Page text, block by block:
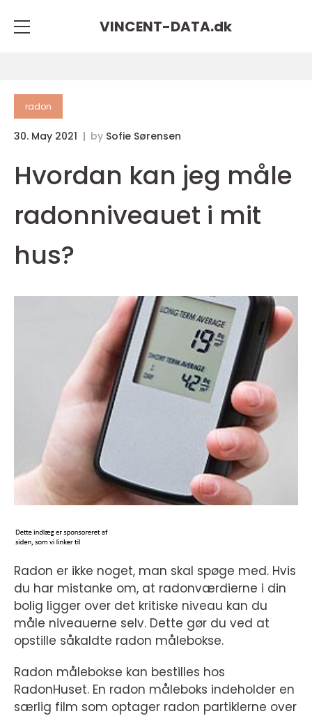
VINCENT-DATA.dk
radon
30. May 2021 by Sofie Sørensen
Hvordan kan jeg måle
radonniveauet i mit
hus?
Radon er ikke noget, man skal spøge med. Hvis
du har mistanke om, at radonværdierne i din
bolig ligger over det kritiske niveau kan du
måle niveauerne selv. Dette gør du ved at
opstille såkaldte radon målebokse.
Radon målebokse kan bestilles hos
RadonHuset. En radon måleboks indeholder en
særlig film som optager radon partiklerne over